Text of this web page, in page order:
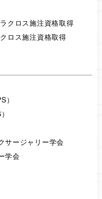
クロス施注資格取得
ロス施注資格取得
）
サージャリー学会
学会